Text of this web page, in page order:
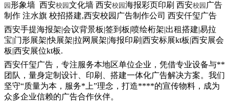
园形象墙 西安校园文化墙 西安校园海报彩页印刷 西安校园 广告
制作 注水旗 校招搭建,西安校园广告制作公司 西安仟玺广告
西安手提海报架|会议背景板|签到板|喷绘桁架|出租搭建|易拉
宝|门形展架|快展架|拉网展架|海报印刷|西安标展kt板|西安展会
板|西安展位kt板.
西安仟玺广告，专注服务本地区单位企业，凭借专业设备与**
团队，量身定制设计、印刷、搭建一体化广告解决方案。我们
坚守“质量为本，服务*上”理念，打造****的宣传物料，成为
众多企业信赖的广告合作伙伴。